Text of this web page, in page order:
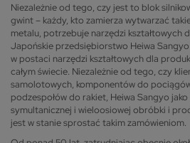
Niezależnie od tego, czy jest to blok
gwint – każdy, kto zamierza wytwarzać
metalu, potrzebuje narzędzi kształtowych
Japońskie przedsiębiorstwo Heiwa
w postaci narzędzi kształtowych dla
całym świecie. Niezależnie od tego, czy
samolotowych, komponentów do
podzespołów do rakiet, Heiwa Sangyo
symultanicznej i wieloosiowej obróbki i
jest w stanie sprostać takim zamówieniom.